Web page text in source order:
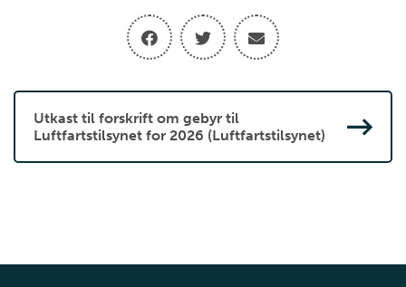
Utkast til forskrift om gebyr til
Luftfartstilsynet for 2026 (Luftfartstilsynet)